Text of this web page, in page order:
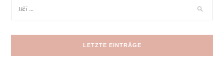
LETZTE EINTRÄGE